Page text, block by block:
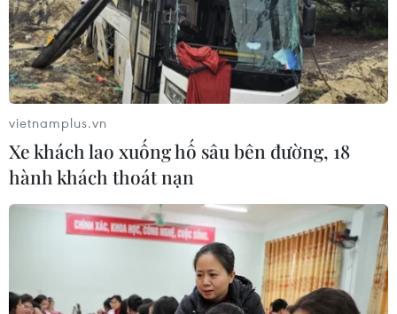
vietnamplus.vn
Xe khách lao xuống hố sâu bên đường, 18
hành khách thoát nạn